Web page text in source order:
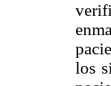
los